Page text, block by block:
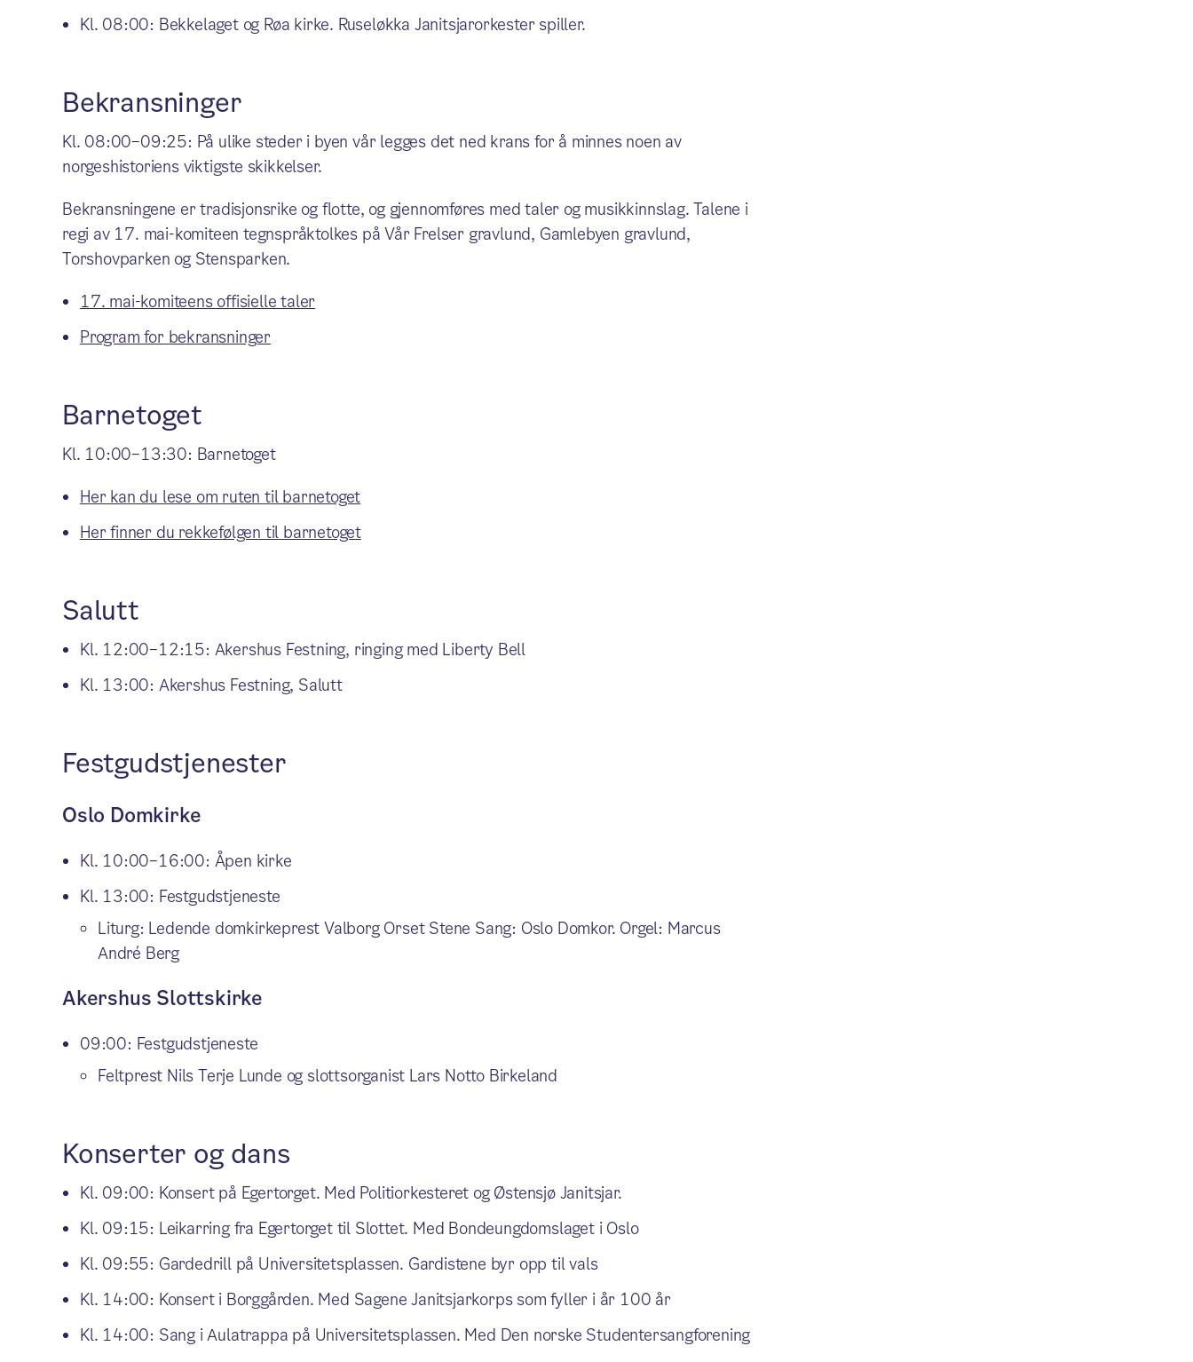
Kl. 08:00: Bekkelaget og Røa kirke. Ruseløkka Janitsjarorkester spiller.
Bekransninger
Kl. 08:00–09:25: På ulike steder i byen vår legges det ned krans for å minnes noen av
norgeshistoriens viktigste skikkelser.
Bekransningene er tradisjonsrike og flotte, og gjennomføres med taler og musikkinnslag. Talene i
regi av 17. mai-komiteen tegnspråktolkes på Vår Frelser gravlund, Gamlebyen gravlund,
Torshovparken og Stensparken.
17. mai-komiteens offisielle taler
Program for bekransninger
Barnetoget
Kl. 10:00–13:30: Barnetoget
Her kan du lese om ruten til barnetoget
Her finner du rekkefølgen til barnetoget
Salutt
Kl. 12:00–12:15: Akershus Festning, ringing med Liberty Bell
Kl. 13:00: Akershus Festning, Salutt
Festgudstjenester
Oslo Domkirke
Kl. 10:00–16:00: Åpen kirke
Kl. 13:00: Festgudstjeneste
Liturg: Ledende domkirkeprest Valborg Orset Stene Sang: Oslo Domkor. Orgel: Marcus
André Berg
Akershus Slottskirke
09:00: Festgudstjeneste
Feltprest Nils Terje Lunde og slottsorganist Lars Notto Birkeland
Konserter og dans
Kl. 09:00: Konsert på Egertorget. Med Politiorkesteret og Østensjø Janitsjar.
Kl. 09:15: Leikarring fra Egertorget til Slottet. Med Bondeungdomslaget i Oslo
Kl. 09:55: Gardedrill på Universitetsplassen. Gardistene byr opp til vals
Kl. 14:00: Konsert i Borggården. Med Sagene Janitsjarkorps som fyller i år 100 år
Kl. 14:00: Sang i Aulatrappa på Universitetsplassen. Med Den norske Studentersangforening